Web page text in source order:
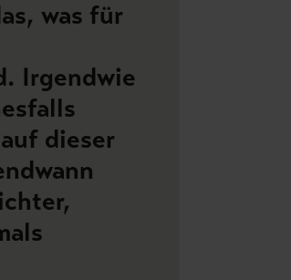
was für
Irgendwie
dieser